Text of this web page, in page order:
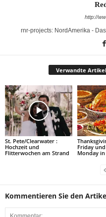
http://
rnr-projects: NordAmerika -
Verwandte Artikel
St. Pete/Clearwater :
Hochzeit und
Flitterwochen am Strand
Friday
Monday in
Kommentieren Sie den